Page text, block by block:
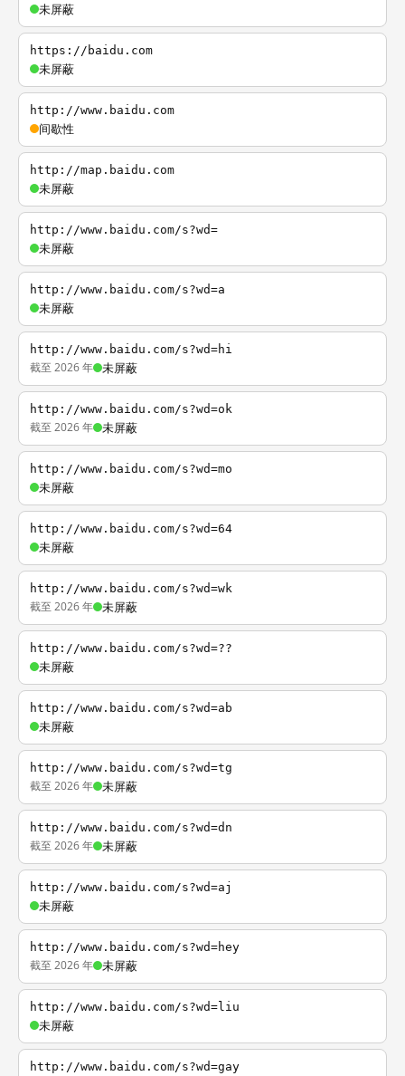
未屏蔽
https://baidu.com
未屏蔽
http://www.baidu.com
间歇性
http://map.baidu.com
未屏蔽
http://www.baidu.com/s?wd=
未屏蔽
http://www.baidu.com/s?wd=a
未屏蔽
http://www.baidu.com/s?wd=hi
截至 2026 年 未屏蔽
http://www.baidu.com/s?wd=ok
截至 2026 年 未屏蔽
http://www.baidu.com/s?wd=mo
未屏蔽
http://www.baidu.com/s?wd=64
未屏蔽
http://www.baidu.com/s?wd=wk
截至 2026 年 未屏蔽
http://www.baidu.com/s?wd=??
未屏蔽
http://www.baidu.com/s?wd=ab
未屏蔽
http://www.baidu.com/s?wd=tg
截至 2026 年 未屏蔽
http://www.baidu.com/s?wd=dn
截至 2026 年 未屏蔽
http://www.baidu.com/s?wd=aj
未屏蔽
http://www.baidu.com/s?wd=hey
截至 2026 年 未屏蔽
http://www.baidu.com/s?wd=liu
未屏蔽
http://www.baidu.com/s?wd=gay